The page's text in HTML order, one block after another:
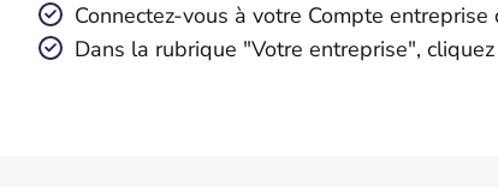
Connectez-vous à votre Compte
Dans la rubrique "Votre entreprise",